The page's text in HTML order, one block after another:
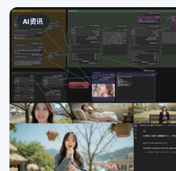
中心相关的燃气发电项目正在开发或处于提
模庞大，堪比公共电力发电厂，但它们由私
要供给数据中心使用，而非普通民众。 这些
技
AI资讯